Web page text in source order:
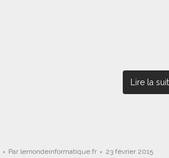
Lire la
Par lemondeinformatique.fr 23 février 2015